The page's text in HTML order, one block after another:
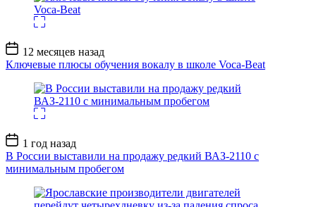
Дата
записи
12 месяцев назад
Ключевые плюсы обучения вокалу в школе Voca-Beat
Дата
записи
1 год назад
В России выставили на продажу редкий ВАЗ-2110 с
минимальным пробегом